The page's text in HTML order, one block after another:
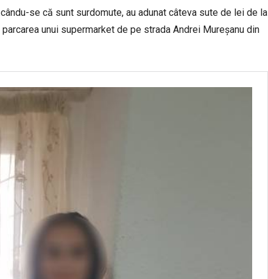
se că sunt surdomute, au adunat câteva sute de lei de la
unui supermarket de pe strada Andrei Mureșanu din